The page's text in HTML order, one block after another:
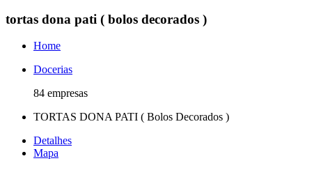
tortas dona pati ( bolos decorados )
Home
Docerias
84 empresas
TORTAS DONA PATI ( Bolos Decorados )
Detalhes
Mapa